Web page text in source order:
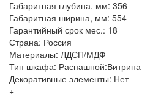
Габаритная глубина, мм: 356
Габаритная ширина, мм: 554
Гарантийный срок мес.: 18
Страна: Россия
Материалы: ЛДСП/МДФ
Тип шкафа: Распашной:Витрина
Декоративные элементы: Нет
+